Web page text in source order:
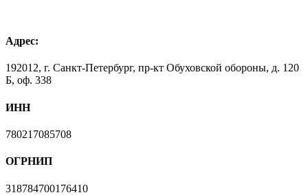
Адрес:
192012, г. Санкт-Петербург, пр-кт Обуховской обороны, д. 120
Б, оф. 338
ИНН
780217085708
ОГРНИП
318784700176410